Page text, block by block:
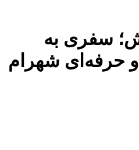
سفری به
شهرام